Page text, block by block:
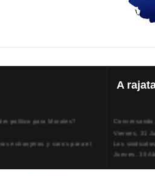
político para Morales?
extranjeros y caros para el
A
Jueves, 30